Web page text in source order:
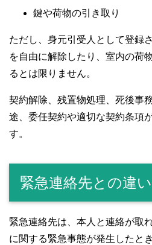
鍵や荷物の引き取り
ただし、身元引受人として登録
を自由に解除したり、室内の荷
るとは限りません。
契約解除、残置物処理、死後事
途、委任契約や適切な契約条項
す。
緊急連絡先との違い
緊急連絡先は、本人と連絡が取
に関する緊急事態が発生したと